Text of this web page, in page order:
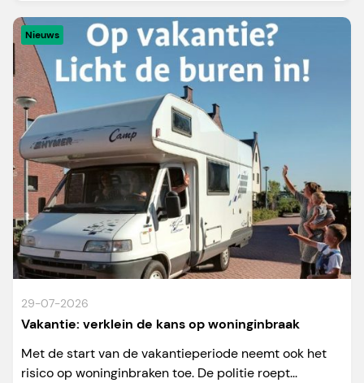
Nieuws
29-07-2026
Vakantie: verklein de kans op woninginbraak
Met de start van de vakantieperiode neemt ook het
risico op woninginbraken toe. De politie roept...